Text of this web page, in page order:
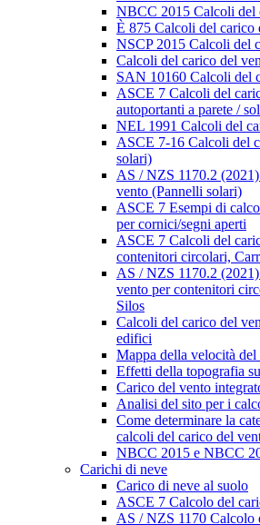
NBCC 2015 Calcoli del
È 875 Calcoli del carico
NSCP 2015 Calcoli del
Calcoli del carico del
SAN 10160 Calcoli del
ASCE 7 Calcoli del
autoportanti a parete /
NEL 1991 Calcoli del
ASCE 7-16 Calcoli del
solari)
AS / NZS 1170.2
vento (Pannelli solari)
ASCE 7 Esempi di
per cornici/segni aperti
ASCE 7 Calcoli del
contenitori circolari,
AS / NZS 1170.2
vento per contenitori
Silos
Calcoli del carico del
edifici
Mappa della velocità
Effetti della topografia
Carico del vento
Analisi del sito per i
Come determinare la
calcoli del carico del
NBCC 2015 e NBCC
Carichi di neve
Carico di neve al suolo
ASCE 7 Calcolo del
AS / NZS 1170 Calcolo